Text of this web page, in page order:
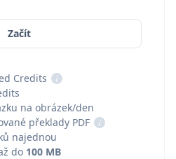
Začít
Credits
i
na obrázek/den
překlady PDF
i
najednou
do 100 MB